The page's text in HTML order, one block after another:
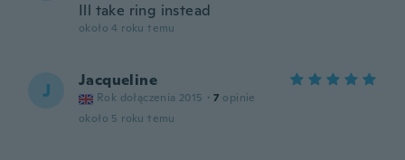
Ill take ring instead
około 4 roku temu
J Jacqueline
Rok dołączenia 2015 · 7 opinie
około 5 roku temu